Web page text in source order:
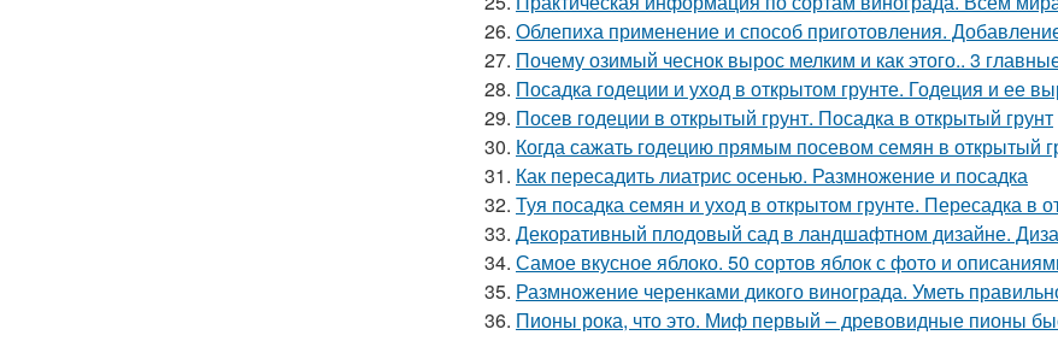
26. Облепиха применение и способ приготовления.
27. Почему озимый чеснок вырос мелким и как этого.. 3
28. Посадка годеции и уход в открытом грунте. Годеция и ее
29. Посев годеции в открытый грунт. Посадка в открытый грунт
30. Когда сажать годецию прямым посевом семян в открытый
31. Как пересадить лиатрис осенью. Размножение и посадка
32. Туя посадка семян и уход в открытом грунте. Пересадка в
33. Декоративный плодовый сад в ландшафтном дизайне.
34. Самое вкусное яблоко. 50 сортов яблок с фото и
35. Размножение черенками дикого винограда. Уметь
36. Пионы рока, что это. Миф первый – древовидные пионы